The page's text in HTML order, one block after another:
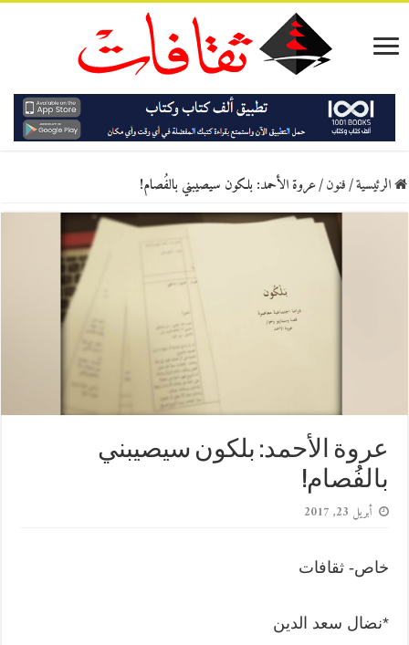
الرئيسية/فنون/عروة الأحمد: بلكون سيصيبني بالفُصام!
عروة الأحمد: بلكون سيصيبني
بالفُصام!
أبريل 23, 2017
خاص- ثقافات
*نضال سعد الدين